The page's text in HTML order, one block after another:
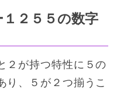
２５５の数字
２が持つ特性に５の
り、５が２つ揃うこ